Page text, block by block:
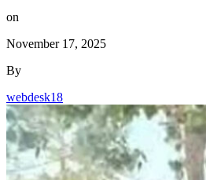
on
November 17, 2025
By
webdesk18